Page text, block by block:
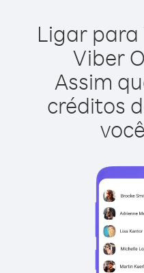
Ligar para
Viber
Assim
créditos